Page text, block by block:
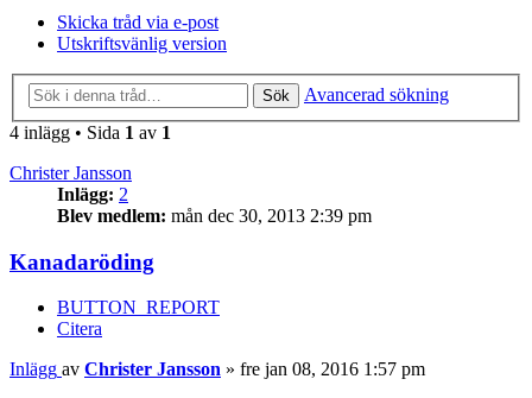
Skicka tråd via e-post
Utskriftsvänlig version
Sök
Avancerad sökning
4 inlägg • Sida 1 av 1
Christer Jansson
Inlägg: 2
Blev medlem: mån dec 30, 2013 2:39 pm
Kanadaröding
BUTTON_REPORT
Citera
Inlägg av Christer Jansson » fre jan 08, 2016 1:57 pm